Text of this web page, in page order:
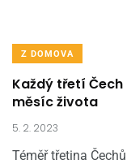
Z DOMOVA
Každý třetí
měsíc života
5. 2. 2023
Téměř třetina